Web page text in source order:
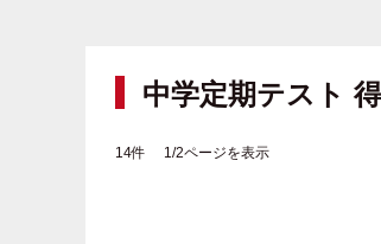
中学定期テスト
14件 1/2ページを表示